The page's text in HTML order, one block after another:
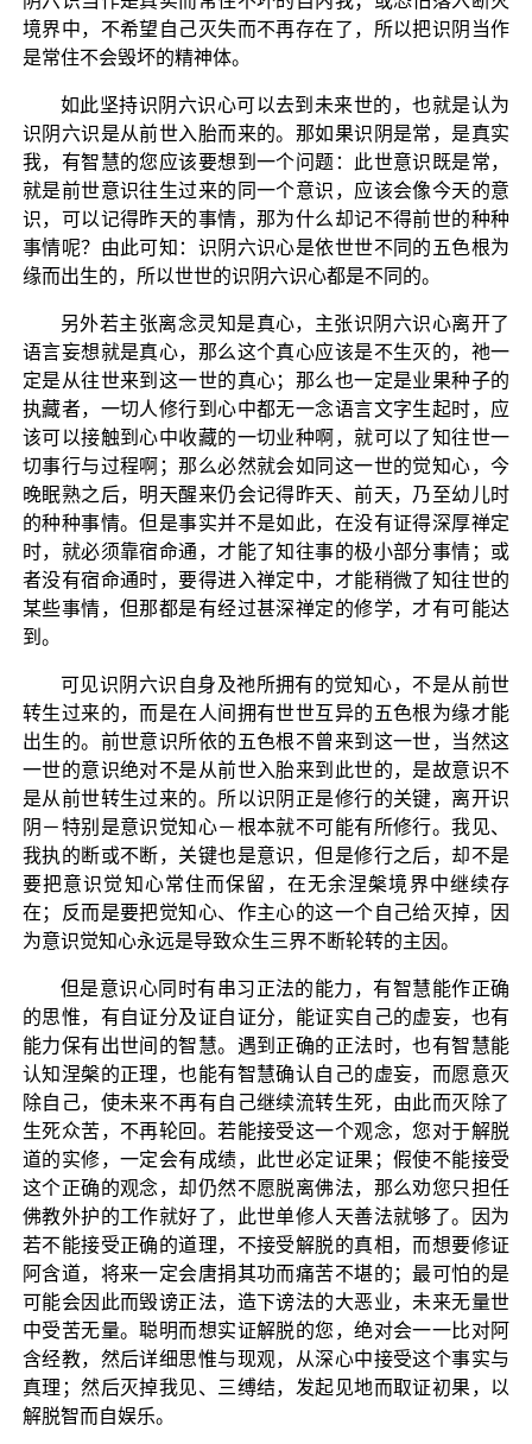
境界中，不希望自己灭失而不再存在了，所以把识阴当作
是常住不会毁坏的精神体。
如此坚持识阴六识心可以去到未来世的，也就是认为
识阴六识是从前世入胎而来的。那如果识阴是常，是真实
我，有智慧的您应该要想到一个问题：此世意识既是常，
就是前世意识往生过来的同一个意识，应该会像今天的意
识，可以记得昨天的事情，那为什么却记不得前世的种种
事情呢？由此可知：识阴六识心是依世世不同的五色根为
缘而出生的，所以世世的识阴六识心都是不同的。
另外若主张离念灵知是真心，主张识阴六识心离开了
语言妄想就是真心，那么这个真心应该是不生灭的，祂一
定是从往世来到这一世的真心；那么也一定是业果种子的
执藏者，一切人修行到心中都无一念语言文字生起时，应
该可以接触到心中收藏的一切业种啊，就可以了知往世一
切事行与过程啊；那么必然就会如同这一世的觉知心，今
晚眠熟之后，明天醒来仍会记得昨天、前天，乃至幼儿时
的种种事情。但是事实并不是如此，在没有证得深厚禅定
时，就必须靠宿命通，才能了知往事的极小部分事情；或
者没有宿命通时，要得进入禅定中，才能稍微了知往世的
某些事情，但那都是有经过甚深禅定的修学，才有可能达
到。
可见识阴六识自身及祂所拥有的觉知心，不是从前世
转生过来的，而是在人间拥有世世互异的五色根为缘才能
出生的。前世意识所依的五色根不曾来到这一世，当然这
一世的意识绝对不是从前世入胎来到此世的，是故意识不
是从前世转生过来的。所以识阴正是修行的关键，离开识
阴－特别是意识觉知心－根本就不可能有所修行。我见、
我执的断或不断，关键也是意识，但是修行之后，却不是
要把意识觉知心常住而保留，在无余涅槃境界中继续存
在；反而是要把觉知心、作主心的这一个自己给灭掉，因
为意识觉知心永远是导致众生三界不断轮转的主因。
但是意识心同时有串习正法的能力，有智慧能作正确
的思惟，有自证分及证自证分，能证实自己的虚妄，也有
能力保有出世间的智慧。遇到正确的正法时，也有智慧能
认知涅槃的正理，也能有智慧确认自己的虚妄，而愿意灭
除自己，使未来不再有自己继续流转生死，由此而灭除了
生死众苦，不再轮回。若能接受这一个观念，您对于解脱
道的实修，一定会有成绩，此世必定证果；假使不能接受
这个正确的观念，却仍然不愿脱离佛法，那么劝您只担任
佛教外护的工作就好了，此世单修人天善法就够了。因为
若不能接受正确的道理，不接受解脱的真相，而想要修证
阿含道，将来一定会唐捐其功而痛苦不堪的；最可怕的是
可能会因此而毁谤正法，造下谤法的大恶业，未来无量世
中受苦无量。聪明而想实证解脱的您，绝对会一一比对阿
含经教，然后详细思惟与现观，从深心中接受这个事实与
真理；然后灭掉我见、三缚结，发起见地而取证初果，以
解脱智而自娱乐。